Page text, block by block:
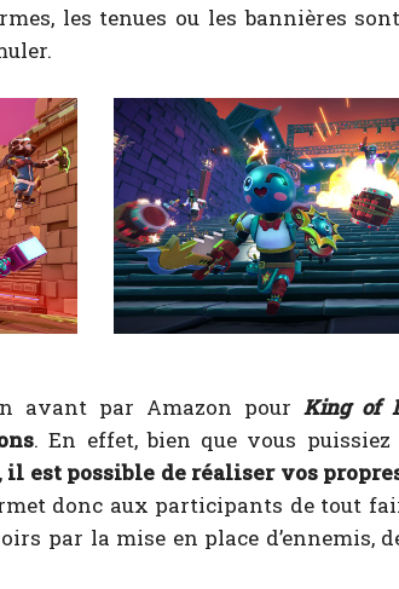
les tenues ou les bannières
avant par Amazon pour King of
. En effet, bien que vous
il est possible de réaliser vos
donc aux participants de tout
par la mise en place d’ennemis,